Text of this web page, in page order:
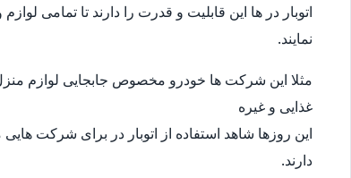
اتوبار در ها این قابلیت و قدرت را دارند تا تمامی
نمایند.
مثلا این شرکت ها خودرو مخصوص جابجایی لوازم منزل
غذایی و غیره
این روزها شاهد استفاده از اتوبار در برای شرکت
دارند.